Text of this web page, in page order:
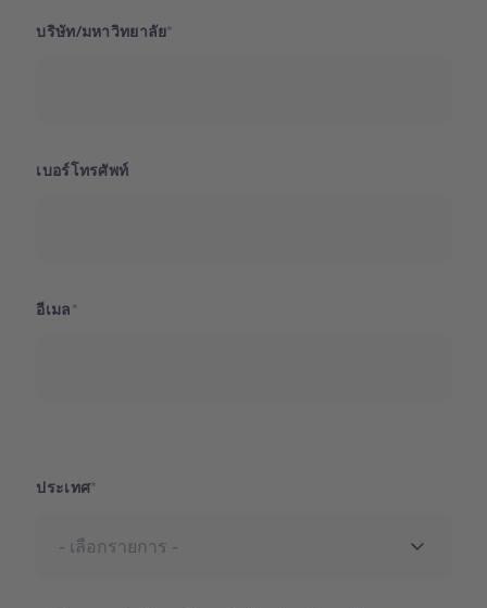
บริษัท/มหาวิทยาลัย
เบอร์โทรศัพท์
อีเมล
ประเทศ